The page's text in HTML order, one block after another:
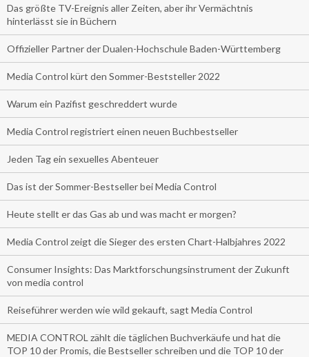
Das größte TV-Ereignis aller Zeiten, aber ihr Vermächtnis
hinterlässt sie in Büchern
Offizieller Partner der Dualen-Hochschule Baden-Württemberg
Media Control kürt den Sommer-Beststeller 2022
Warum ein Pazifist geschreddert wurde
Media Control registriert einen neuen Buchbestseller
Jeden Tag ein sexuelles Abenteuer
Das ist der Sommer-Bestseller bei Media Control
Heute stellt er das Gas ab und was macht er morgen?
Media Control zeigt die Sieger des ersten Chart-Halbjahres 2022
Consumer Insights: Das Marktforschungsinstrument der Zukunft
von media control
Reiseführer werden wie wild gekauft, sagt Media Control
MEDIA CONTROL zählt die täglichen Buchverkäufe und hat die
TOP 10 der Promis, die Bestseller schreiben und die TOP 10 der